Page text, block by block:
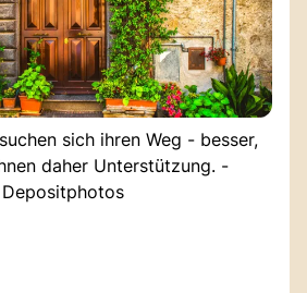
sich ihren Weg - besser,
daher Unterstützung. -
Depositphotos